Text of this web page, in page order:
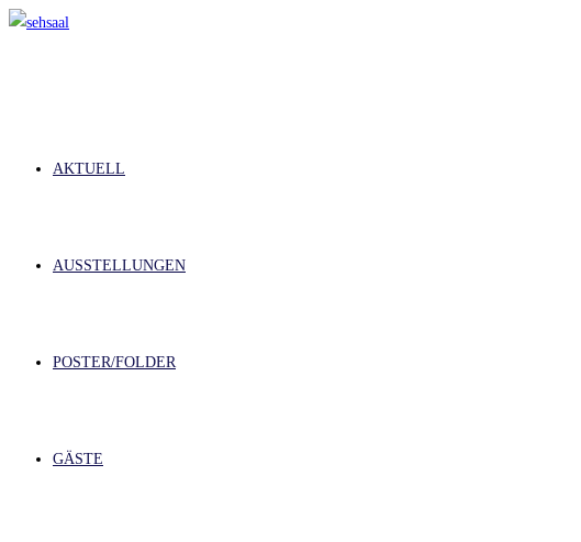
Zum
AKTUELL
AUSSTELLUNGEN
POSTER/FOLDER
GÄSTE